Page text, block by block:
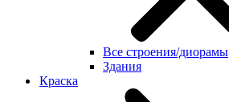
Все строения/диорамы
Здания
Краска